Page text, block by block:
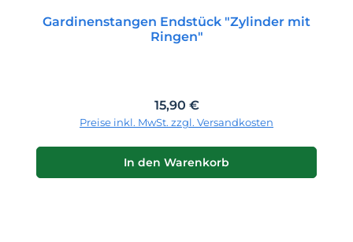
Gardinenstangen Endstück "Zylinder mit
Ringen"
Regulärer Preis:
15,90 €
Preise inkl. MwSt. zzgl. Versandkosten
In den Warenkorb